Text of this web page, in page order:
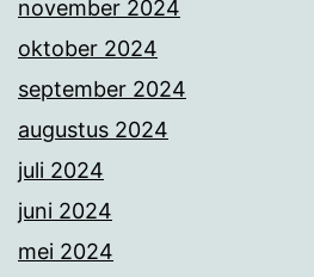
november 2024
oktober 2024
september 2024
augustus 2024
juli 2024
juni 2024
mei 2024